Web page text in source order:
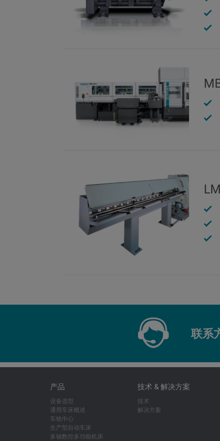
联系
产品
设备选型
通用车床概述
车铣中心
生产型自动车床
多轴数控多功能机床
技术 & 解决方案
技术
解决方案